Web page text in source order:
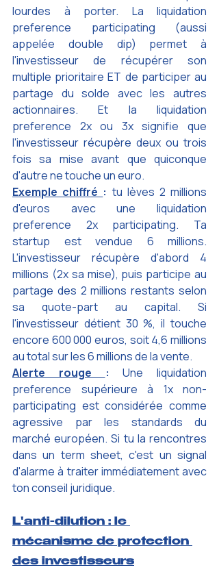
lourdes à porter. La liquidation
preference participating (aussi
appelée double dip) permet à
l'investisseur de récupérer son
multiple prioritaire ET de participer au
partage du solde avec les autres
actionnaires. Et la liquidation
preference 2x ou 3x signifie que
l'investisseur récupère deux ou trois
fois sa mise avant que quiconque
d'autre ne touche un euro.
Exemple chiffré : tu lèves 2 millions
d'euros avec une liquidation
preference 2x participating. Ta
startup est vendue 6 millions.
L'investisseur récupère d'abord 4
millions (2x sa mise), puis participe au
partage des 2 millions restants selon
sa quote-part au capital. Si
l'investisseur détient 30 %, il touche
encore 600 000 euros, soit 4,6 millions
au total sur les 6 millions de la vente.
Alerte rouge
: Une liquidation
preference supérieure à 1x non-
participating est considérée comme
agressive par les standards du
marché européen. Si tu la rencontres
dans un term sheet, c'est un signal
d'alarme à traiter immédiatement avec
ton conseil juridique.
L'anti-dilution : le
mécanisme de protection
des investisseurs